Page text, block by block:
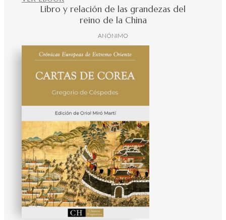
Libro y relación de las grandezas del
reino de la China
ANÓNIMO